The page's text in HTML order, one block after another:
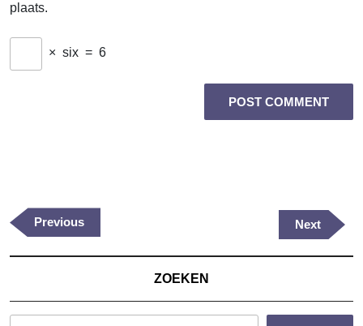
plaats.
× six = 6
Previous
Post
Previous
Next
Post
Next
ZOEKEN